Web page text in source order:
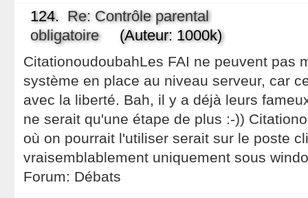
124. Re: Contrôle parental
obligatoire(Auteur: 1000k)
CitationoudoubahLes FAI ne peuvent pas
système en place au niveau serveur, car
avec la liberté. Bah, il y a déjà leurs
ne serait qu'une étape de plus :-))
où on pourrait l'utiliser serait sur le poste
vraisemblablement uniquement sous
Forum: Débats